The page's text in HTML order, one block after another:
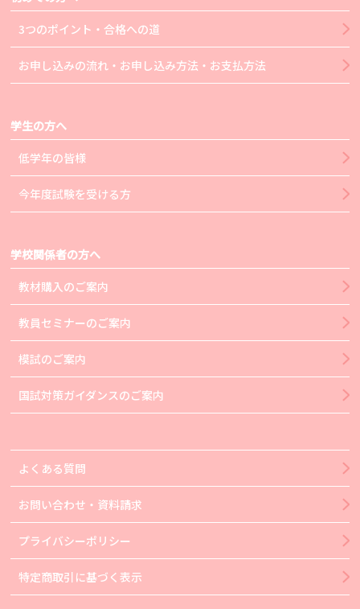
3つのポイント・合格への道
お申し込みの流れ・お申し込み方法・お支払方法
学生の方へ
低学年の皆様
今年度試験を受ける方
学校関係者の方へ
教材購入のご案内
教員セミナーのご案内
模試のご案内
国試対策ガイダンスのご案内
よくある質問
お問い合わせ・資料請求
プライバシーポリシー
特定商取引に基づく表示